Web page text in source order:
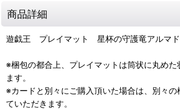
商品詳細
遊戯王 プレイマット 星杯の守護竜アルマド
※梱包の都合上、プレイマットは筒状に丸めた
ます。
※カードと別々にご購入頂いた場合は、別々
ていただきます。